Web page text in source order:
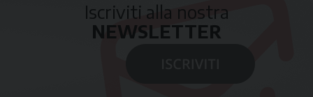
Iscriviti alla nostra
NEWSLETTER